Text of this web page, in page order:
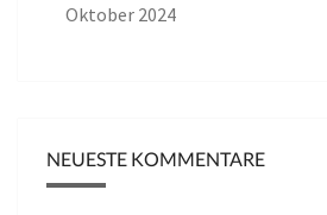
Oktober 2024
NEUESTE KOMMENTARE